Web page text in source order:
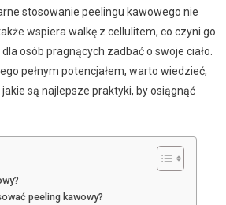
stosowanie peelingu kawowego nie
wspiera walkę z cellulitem, co czyni go
osób pragnących zadbać o swoje ciało.
pełnym potencjałem, warto wiedzieć,
są najlepsze praktyki, by osiągnąć
peeling kawowy?